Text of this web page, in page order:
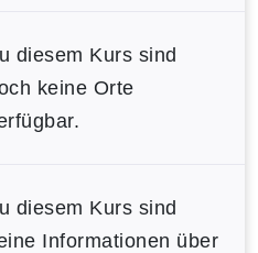
diesem Kurs sind
keine Orte
diesem Kurs sind
Informationen über